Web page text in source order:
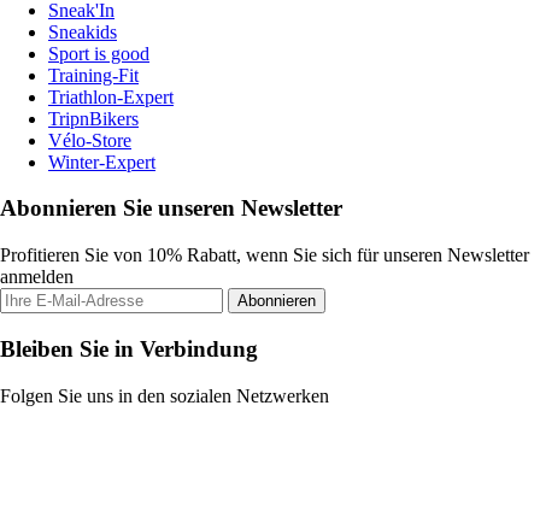
Sneak'In
Sneakids
Sport is good
Training-Fit
Triathlon-Expert
TripnBikers
Vélo-Store
Winter-Expert
Abonnieren Sie unseren Newsletter
Profitieren Sie von 10% Rabatt, wenn Sie sich für unseren Newsletter
anmelden
Abonnieren
Bleiben Sie in Verbindung
Folgen Sie uns in den sozialen Netzwerken